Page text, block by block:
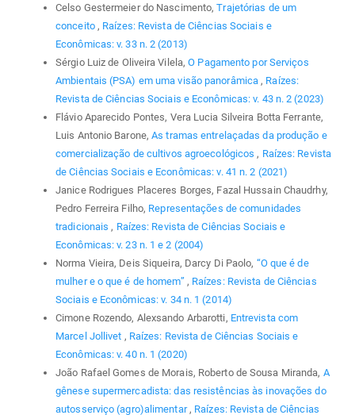
Celso Gestermeier do Nascimento,Trajetórias de um
conceito , Raízes: Revista de Ciências Sociais e
Econômicas: v. 33 n. 2 (2013)
Sérgio Luiz de Oliveira Vilela,O Pagamento por Serviços
Ambientais (PSA) em uma visão panorâmica , Raízes:
Revista de Ciências Sociais e Econômicas: v. 43 n. 2 (2023)
Flávio Aparecido Pontes, Vera Lucia Silveira Botta Ferrante,
Luis Antonio Barone,As tramas entrelaçadas da produção e
comercialização de cultivos agroecológicos , Raízes: Revista
de Ciências Sociais e Econômicas: v. 41 n. 2 (2021)
Janice Rodrigues Placeres Borges, Fazal Hussain Chaudrhy,
Pedro Ferreira Filho, Representações de comunidades
tradicionais , Raízes: Revista de Ciências Sociais e
Econômicas: v. 23 n. 1 e 2 (2004)
Norma Vieira, Deis Siqueira, Darcy Di Paolo, “O que é de
mulher e o que é de homem” , Raízes: Revista de Ciências
Sociais e Econômicas: v. 34 n. 1 (2014)
Cimone Rozendo, Alexsando Arbarotti, Entrevista com
Marcel Jollivet , Raízes: Revista de Ciências Sociais e
Econômicas: v. 40 n. 1 (2020)
João Rafael Gomes de Morais, Roberto de Sousa Miranda, A
gênese supermercadista: das resistências às inovações do
autosserviço (agro)alimentar , Raízes: Revista de Ciências